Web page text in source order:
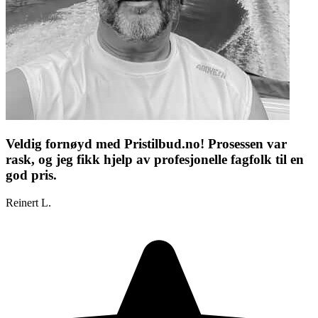
Veldig fornøyd med Pristilbud.no! Prosessen var
rask, og jeg fikk hjelp av profesjonelle fagfolk til en
god pris.
Reinert L.